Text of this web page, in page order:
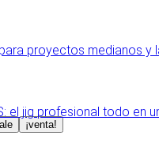
¡venta!
proyectos medianos y
el jig profesional todo en